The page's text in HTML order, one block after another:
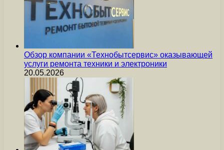
Обзор компании «Технобытсервис» оказывающей
услуги ремонта техники и электроники
20.05.2026